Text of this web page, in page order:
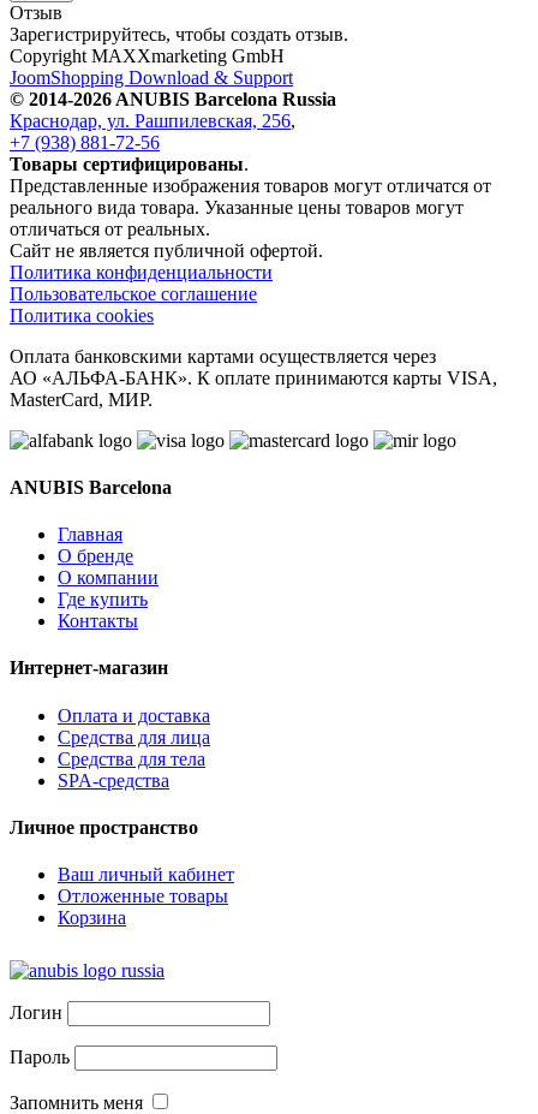
Отзыв
Зарегистрируйтесь, чтобы создать отзыв.
Copyright MAXXmarketing GmbH
JoomShopping Download & Support
© 2014-2026 ANUBIS Barcelona Russia
Краснодар, ул. Рашпилевская, 256,
+7 (938) 881-72-56
Товары сертифицированы.
Представленные изображения товаров могут отличатся от
реального вида товара. Указанные цены товаров могут
отличаться от реальных.
Сайт не является публичной офертой.
Политика конфиденциальности
Пользовательское соглашение
Политика cookies
Оплата банковскими картами осуществляется через
АО «АЛЬФА-БАНК». К оплате принимаются карты VISA,
MasterCard, МИР.
ANUBIS Barcelona
Главная
О бренде
О компании
Где купить
Контакты
Интернет-магазин
Оплата и доставка
Средства для лица
Средства для тела
SPA-средства
Личное пространство
Ваш личный кабинет
Отложенные товары
Корзина
Логин
Пароль
Запомнить меня